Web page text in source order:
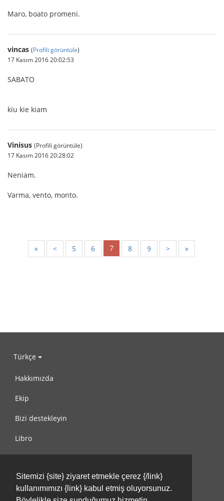
Sitemizi {site} ziyaret etmekle çerez {/link}
kullanımımızı {link} kabul etmiş oluyorsunuz.
Maro, boato promeni.
vincas (Profili görüntüle)
17 Kasım 2016 20:02:53
SABATO
kiu kie kiam
Vinisus (Profili görüntüle)
17 Kasım 2016 20:28:02
Neniam.
Varma, vento, monto.
« < 5 6 7 8 9 > »
Türkçe
Hakkımızda
Ekip
Bizi destekleyin
Libro
Kullanım Koşulları
Bize ulaşın